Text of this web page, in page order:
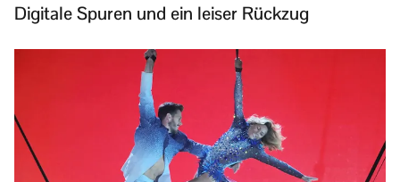
Digitale Spuren und ein leiser Rückzug